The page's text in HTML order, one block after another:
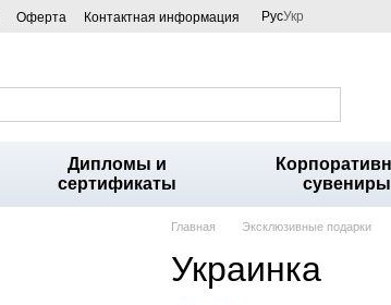
Оферта Контактная информация РусУкр
Дипломы и
сертификаты
сувениры
Главная Эксклюзивные подарки
Украинка